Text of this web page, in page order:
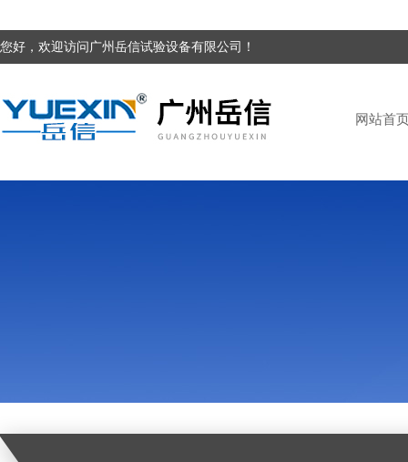
您好，欢迎访问广州岳信试验设备有限公司！
网站首